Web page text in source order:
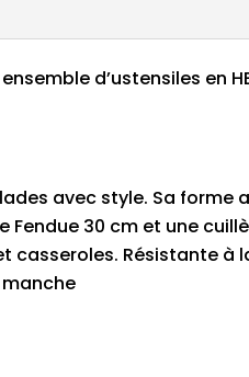
d’ustensiles en
avec style. Sa forme
30 cm et une
casseroles. Résistante à